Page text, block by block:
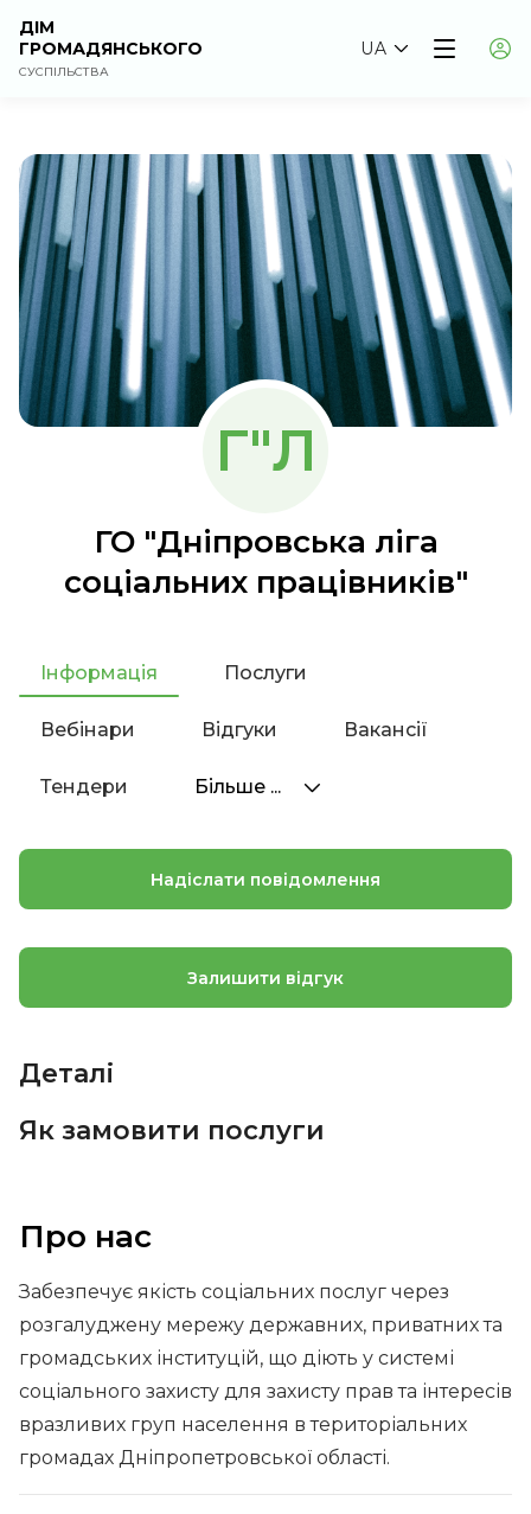
ДІМ
ГРОМАДЯНСЬКОГО
СУСПІЛЬСТВА
UA
Г"Л
ГО "Дніпровська ліга
соціальних працівників"
Інформація Послуги
Вебінари Відгуки Вакансії
Тендери Більше ...
Про нас
Забезпечує якість соціальних послуг через
розгалуджену мережу державних, приватних та
громадських інституцій, що діють у системі
соціального захисту для захисту прав та інтересів
вразливих груп населення в територіальних
громадах Дніпропетровської області.
Надіслати повідомлення
Залишити відгук
Деталі
Як замовити послуги